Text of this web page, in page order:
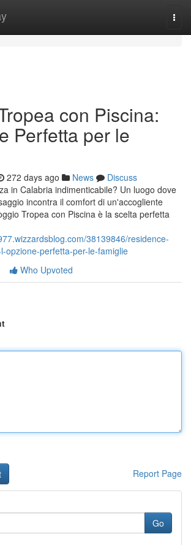
con Piscina:
Perfetta per le
272 days ago News
Discuss
in Calabria indimenticabile? Un luogo dove
incontra il comfort di un'accogliente
Tropea con Piscina è la scelta perfetta
38139846/residence-
opzione-perfetta-per-le-famiglie
Who Upvoted
Report Page
Go